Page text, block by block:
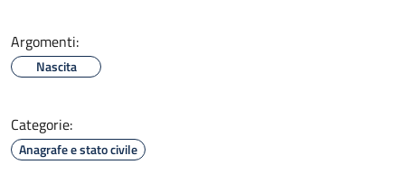
Argomenti:
Nascita
Categorie:
Anagrafe e stato civile